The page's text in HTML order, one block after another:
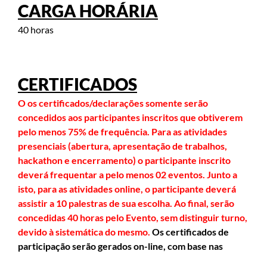
CARGA HORÁRIA
40 horas
CERTIFICADOS
O os certificados/declarações somente serão
concedidos aos participantes inscritos que obtiverem
pelo menos 75% de frequência. Para as atividades
presenciais (abertura, apresentação de trabalhos,
hackathon e encerramento) o participante inscrito
deverá frequentar a pelo menos 02 eventos. Junto a
isto, para as atividades online, o participante deverá
assistir a 10 palestras de sua escolha. Ao final, serão
concedidas 40 horas pelo Evento, sem distinguir turno,
devido à sistemática do mesmo. Os certificados de
participação serão gerados on-line, com base nas